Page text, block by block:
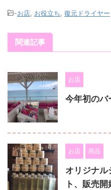
-お店 お役立ち 復元ドライヤー
関連記事
お店
今年初のバ
お店 商品
オリジナル
ト、販売開